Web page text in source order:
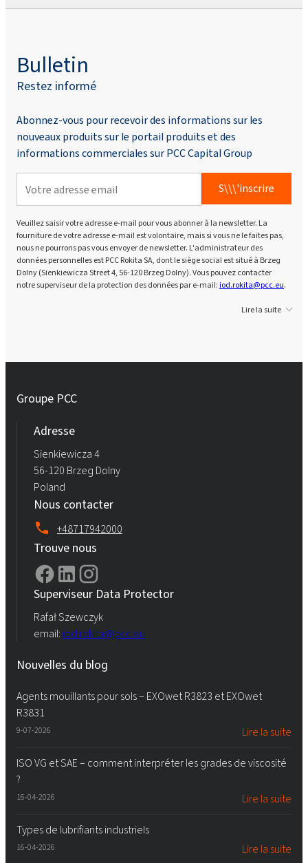
Bulletin
Restez informé
Abonnez-vous pour recevoir des informations sur les
nouveaux produits sur le portail produits et des
informations commerciales sur PCC Capital Group
S\\\'inscrire
Veuillez saisir votre adresse e-mail pour vous abonner à la newsletter. La
fourniture de votre adresse e-mail est volontaire, mais si vous ne le faites pas,
nous ne pourrons pas vous envoyer de newsletter. L'administrateur des
données personnelles est PCC Rokita SA, dont le siège social est situé à Brzeg
Dolny (Sienkiewicza Street 4, 56-120 Brzeg Dolny). Vous pouvez contacter
notre superviseur de la protection des données par e-mail:iod.rokita@pcc.eu.
Lire la suite
Groupe PCC
Adresse
Sienkiewicza 4
56-120 Brzeg Dolny
Poland
Nous contacter
+48717942000
Trouve nous
Superviseur Data Protector
Rafał Szewczyk
email: iod.rokita@pcc.eu
Nouvelles du blog
Agents mouillants pour sols – EXOwet R3823 et EXOwet
R3831
9-07-2026 Lire la suite
ISO VG et SAE – comment interpréter les grades de viscosité
?
16-04-2026 Lire la suite
Types de lubrifiants industriels
16-04-2026 Lire la suite